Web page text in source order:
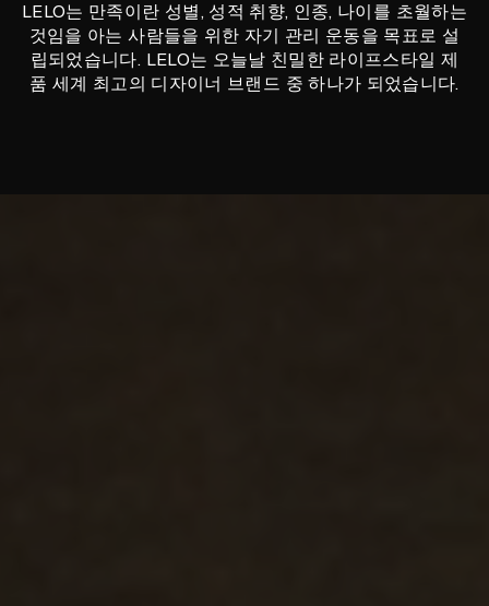
LELO는 만족이란 성별, 성적 취향, 인종, 나이를 초월하는
것임을 아는 사람들을 위한 자기 관리 운동을 목표로 설
립되었습니다. LELO는 오늘날 친밀한 라이프스타일 제
품 세계 최고의 디자이너 브랜드 중 하나가 되었습니다.